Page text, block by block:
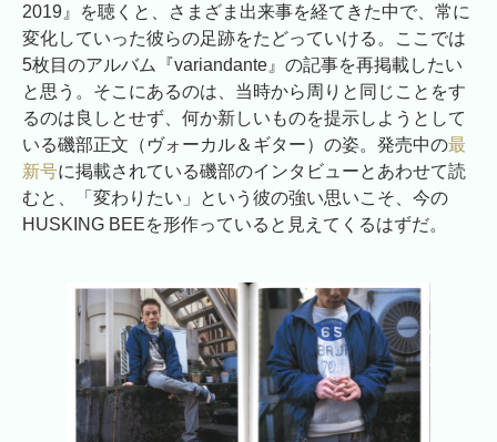
2019』を聴くと、さまざま出来事を経てきた中で、常に
変化していった彼らの足跡をたどっていける。ここでは
5枚目のアルバム『variandante』の記事を再掲載したい
と思う。そこにあるのは、当時から周りと同じことをす
るのは良しとせず、何か新しいものを提示しようとして
いる磯部正文（ヴォーカル＆ギター）の姿。発売中の最
新号に掲載されている磯部のインタビューとあわせて読
むと、「変わりたい」という彼の強い思いこそ、今の
HUSKING BEEを形作っていると見えてくるはずだ。